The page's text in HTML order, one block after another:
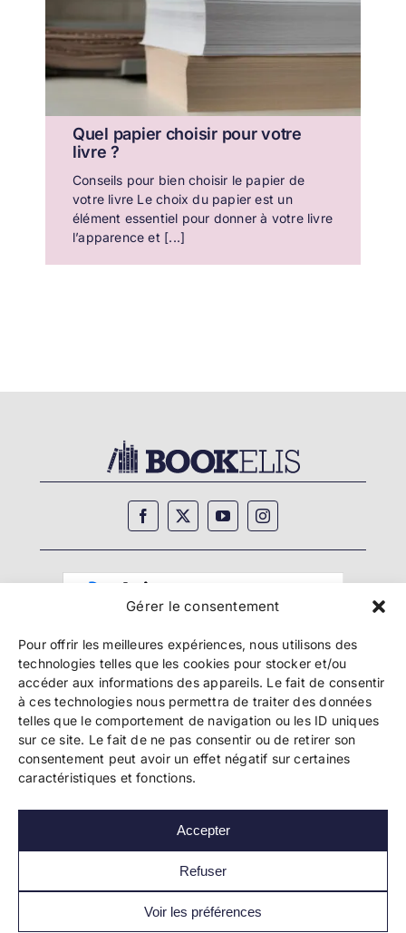
Gérer le consentement
Pour offrir les meilleures expériences, nous utilisons des
technologies telles que les cookies pour stocker et/ou
accéder aux informations des appareils. Le fait de consentir
à ces technologies nous permettra de traiter des données
telles que le comportement de navigation ou les ID uniques
sur ce site. Le fait de ne pas consentir ou de retirer son
consentement peut avoir un effet négatif sur certaines
caractéristiques et fonctions.
Accepter
Refuser
Voir les préférences
Quel papier choisir pour votre
livre ?
Conseils pour bien choisir le papier de
votre livre Le choix du papier est un
élément essentiel pour donner à votre livre
l’apparence et [...]
Copyright 2024 Bookelis –CGU–CGS–CGPPA–
Mentions légales–Politique de confidentialité–
Paiement et sécurité
Les liens essentiels